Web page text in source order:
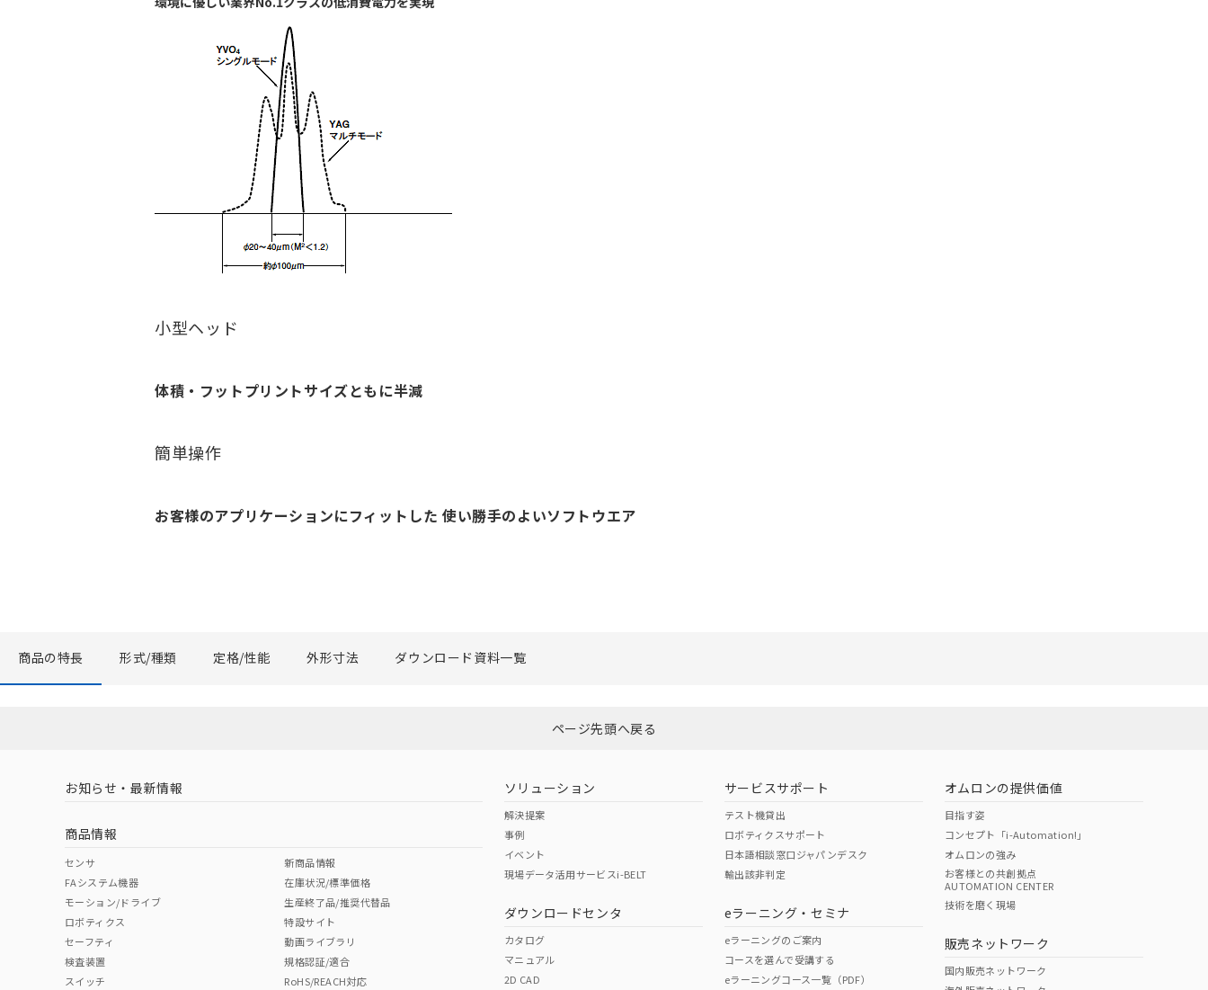
小型ヘッド
体積・フットプリントサイズともに半減
簡単操作
お客様のアプリケーションにフィットした 使い勝手のよいソフトウエア
商品の特長 形式/種類 定格/性能 外形寸法 ダウンロード資料一覧
ページ先頭へ戻る
お知らせ・最新情報
商品情報
センサ
FAシステム機器
モーション/ドライブ
ロボティクス
セーフティ
検査装置
スイッチ
新商品情報
在庫状況/標準価格
生産終了品/推奨代替品
特設サイト
動画ライブラリ
規格認証/適合
RoHS/REACH対応
ソリューション
解決提案
事例
イベント
現場データ活用サービスi-BELT
ダウンロードセンタ
カタログ
マニュアル
2D CAD
サービスサポート
テスト機貸出
ロボティクスサポート
日本語相談窓口ジャパンデスク
輸出該非判定
eラーニング・セミナ
eラーニングのご案内
コースを選んで受講する
eラーニングコース一覧（PDF）
オムロンの提供価値
目指す姿
コンセプト「i-Automation!」
オムロンの強み
お客様との共創拠点
AUTOMATION CENTER
技術を磨く現場
販売ネットワーク
国内販売ネットワーク